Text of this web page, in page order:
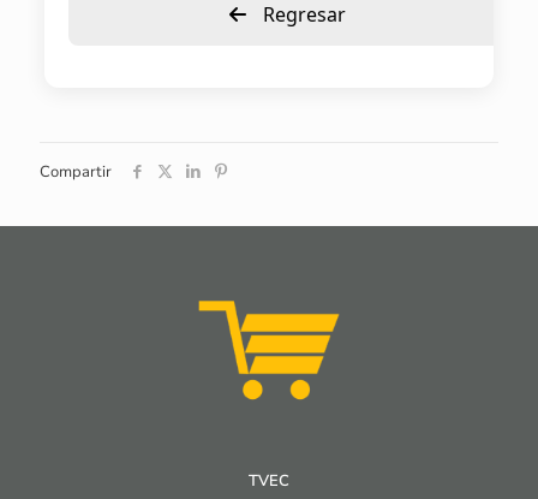
Regresar
Compartir
TVEC